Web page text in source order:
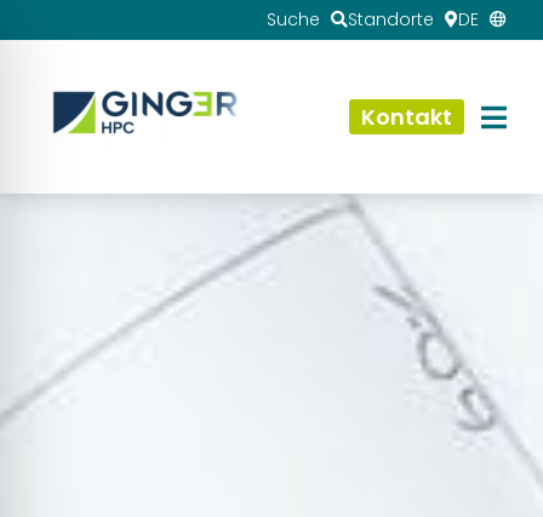
Suche Standorte DE
Kontakt